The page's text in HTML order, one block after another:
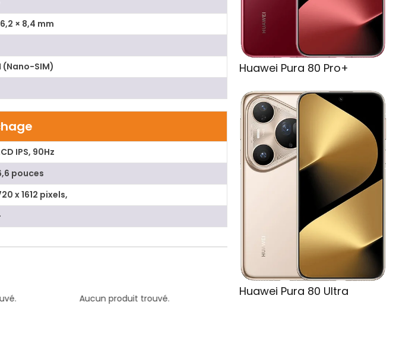
× 8,4 mm
(Nano-SIM)
IPS, 90Hz
pouces
x 1612 pixels,
Aucun produit trouvé. Aucun produit trouvé.
Huawei Pura 80 Pro+
Huawei Pura 80 Ultra